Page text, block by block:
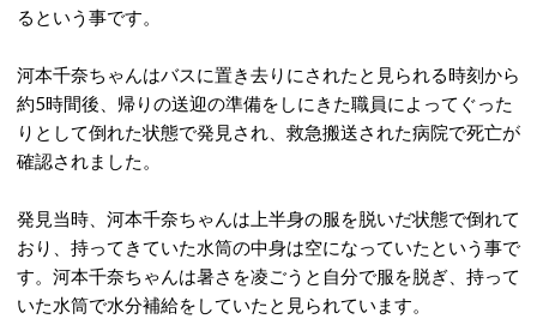
るという事です。
河本千奈ちゃんはバスに置き去りにされたと見られる時刻から
約5時間後、帰りの送迎の準備をしにきた職員によってぐった
りとして倒れた状態で発見され、救急搬送された病院で死亡が
確認されました。
発見当時、河本千奈ちゃんは上半身の服を脱いだ状態で倒れて
おり、持ってきていた水筒の中身は空になっていたという事で
す。河本千奈ちゃんは暑さを凌ごうと自分で服を脱ぎ、持って
いた水筒で水分補給をしていたと見られています。